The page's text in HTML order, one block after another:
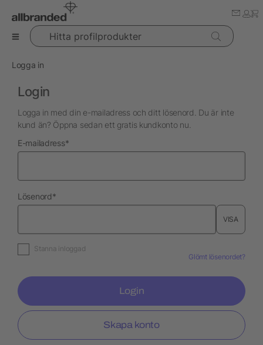
Hitta profilprodukter
Logga in
Login
Logga in med din e-mailadress och ditt lösenord. Du är inte
kund än? Öppna sedan ett gratis kundkonto nu.
E-mailadressnödvändig
*
Lösenordnödvändig
*
VISA
Stanna inloggad
Glömt lösenordet?
Login
Skapa konto